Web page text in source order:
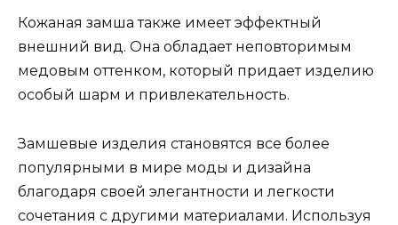
Кожаная замша также имеет эффектный
внешний вид. Она обладает неповторимым
медовым оттенком, который придает изделию
особый шарм и привлекательность.
Замшевые изделия становятся все более
популярными в мире моды и дизайна
благодаря своей элегантности и легкости
сочетания с другими материалами. Используя